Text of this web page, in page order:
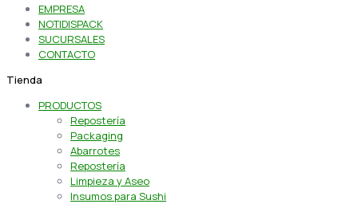
EMPRESA
NOTIDISPACK
SUCURSALES
CONTACTO
Tienda
PRODUCTOS
Repostería
Packaging
Abarrotes
Repostería
Limpieza y Aseo
Insumos para Sushi